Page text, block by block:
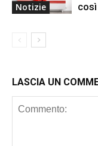
Notizie
LASCIA UN